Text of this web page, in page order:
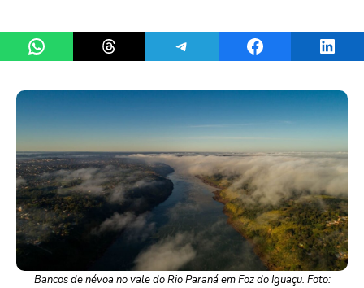
Share on WhatsAppShare on ThreadsShare on TelegramShare on Facebook
Bancos de névoa no vale do Rio Paraná em Foz do Iguaçu. Foto: